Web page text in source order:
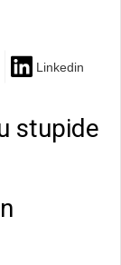
Linkedin
stupide